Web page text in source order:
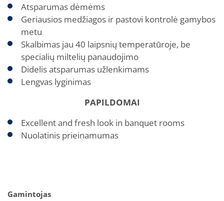
Atsparumas dėmėms
Geriausios medžiagos ir pastovi kontrolė gamybos
metu
Skalbimas jau 40 laipsnių temperatūroje, be
specialių miltelių panaudojimo
Didelis atsparumas užlenkimams
Lengvas lyginimas
PAPILDOMAI
Excellent and fresh look in banquet rooms
Nuolatinis prieinamumas
Gamintojas